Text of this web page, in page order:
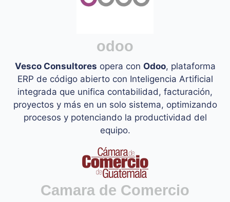
odoo
Vesco Consultores opera con Odoo, plataforma
ERP de código abierto con Inteligencia Artificial
integrada que unifica contabilidad, facturación,
proyectos y más en un solo sistema, optimizando
procesos y potenciando la productividad del
equipo.
Camara de Comercio